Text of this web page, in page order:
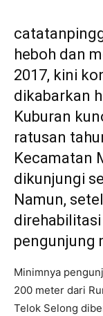
heboh dan
2017, kini
dikabarkan
Kuburan
ratusan
Kecamatan
dikunjungi
Namun,
pengunjung
Minimnya
200 meter dari
Telok Selong